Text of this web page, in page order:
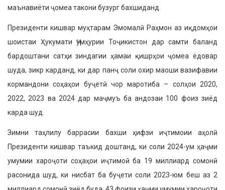
маънавиёти ҷомеа такони бузург бахшиданд.
Президенти кишвар муҳтарам Эмомалӣ Раҳмон аз иқдомҳои
шои­стаи Ҳукумати Ҷумҳурии Тоҷикистон дар самти баланд
бардоштани сатҳи зиндагии ҳамаи қишрҳои ҷомеа ёдовар
шуда, зикр карданд, ки дар панҷ соли охир маоши вазифавии
кормандони соҳаҳои буҷетӣ чор маротиба – солҳои 2020,
2022, 2023 ва 2024 дар маҷмуъ ба андозаи 100 фоиз зиёд
карда шуд.
Зимни таҳлилу баррасии бахши ҳифзи иҷтимоии аҳолӣ
Президенти ки­швар таъкид доштанд, ки соли 2024-ум ҳаҷми
умумии хароҷоти соҳаҳои иҷти­моӣ ба 19 миллиард сомонӣ
расонида шуд, ки нисбат ба буҷети соли 2023-юм беш аз 2